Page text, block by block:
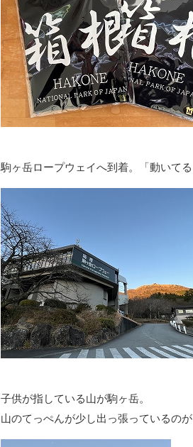
駒ヶ岳ロープウェイへ到着。「動いてる
子供が指している山が駒ヶ岳。
山のてっぺんが少し出っ張っているの